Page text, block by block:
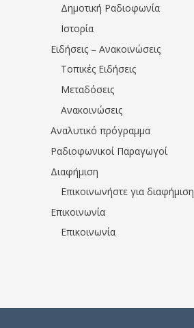
Δημοτική Ραδιοφωνία
Ιστορία
Ειδήσεις – Ανακοινώσεις
Τοπικές Ειδήσεις
Μεταδόσεις
Ανακοινώσεις
Αναλυτικό πρόγραμμα
Ραδιοφωνικοί Παραγωγοί
Διαφήμιση
Επικοινωνήστε για διαφήμιση
Επικοινωνία
Επικοινωνία